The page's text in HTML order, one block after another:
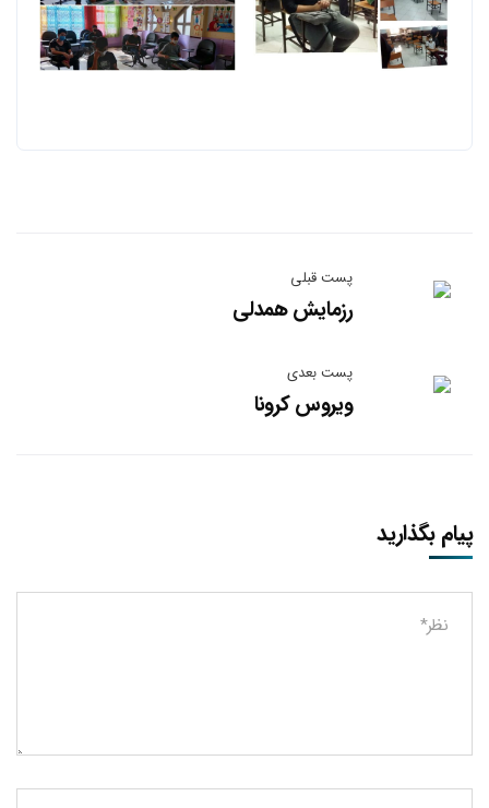
پست قبلی
رزمایش همدلی
پست بعدی
ویروس کرونا
پیام بگذارید